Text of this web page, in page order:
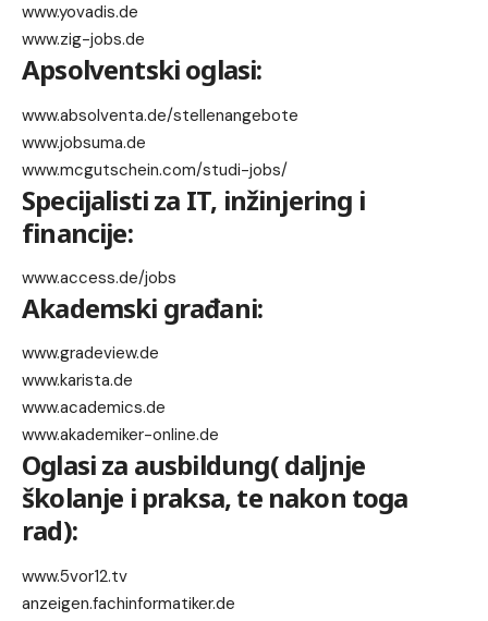
www.yovadis.de
www.zig-jobs.de
Apsolventski oglasi:
www.absolventa.de/stellenangebote
www.jobsuma.de
www.mcgutschein.com/studi-jobs/
Specijalisti za IT, inžinjering i
financije:
www.access.de/jobs
Akademski građani:
www.gradeview.de
www.karista.de
www.academics.de
www.akademiker-online.de
Oglasi za ausbildung( daljnje
školanje i praksa, te nakon toga
rad):
www.5vor12.tv
anzeigen.fachinformatiker.de